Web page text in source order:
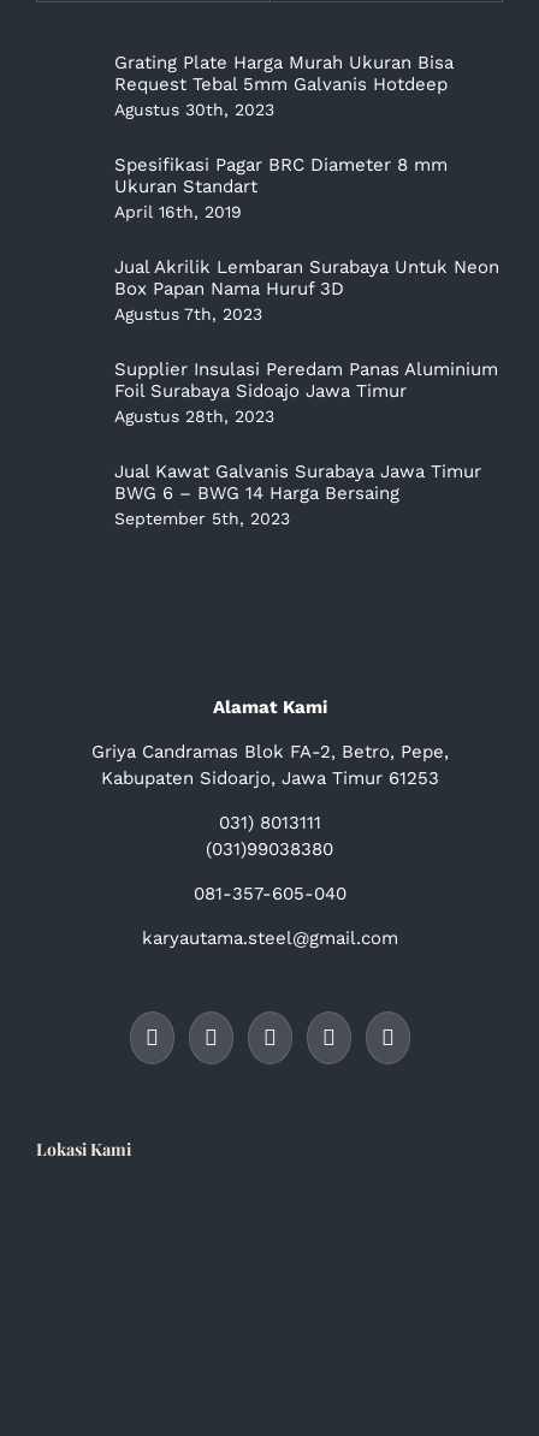
Grating Plate Harga Murah Ukuran Bisa
Request Tebal 5mm Galvanis Hotdeep
Agustus 30th, 2023
Spesifikasi Pagar BRC Diameter 8 mm
Ukuran Standart
April 16th, 2019
Jual Akrilik Lembaran Surabaya Untuk Neon
Box Papan Nama Huruf 3D
Agustus 7th, 2023
Supplier Insulasi Peredam Panas Aluminium
Foil Surabaya Sidoajo Jawa Timur
Agustus 28th, 2023
Jual Kawat Galvanis Surabaya Jawa Timur
BWG 6 – BWG 14 Harga Bersaing
September 5th, 2023
Alamat Kami
Griya Candramas Blok FA-2, Betro, Pepe,
Kabupaten Sidoarjo, Jawa Timur 61253
031) 8013111
(031)99038380
081-357-605-040
karyautama.steel@gmail.com
Lokasi Kami